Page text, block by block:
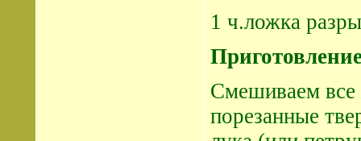
1 ч.ложка
Смешиваем все
порезанные